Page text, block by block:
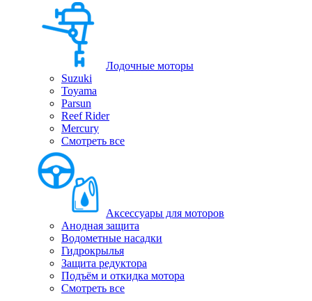
Лодочные моторы
Suzuki
Toyama
Parsun
Reef Rider
Mercury
Смотреть все
Аксессуары для моторов
Анодная защита
Водометные насадки
Гидрокрылья
Защита редуктора
Подъём и откидка мотора
Смотреть все